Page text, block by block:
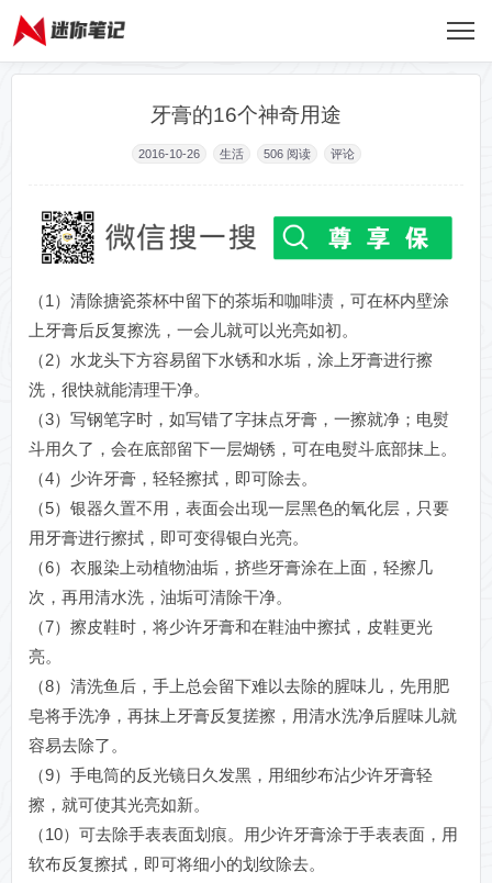
牙膏的16个神奇用途
2016-10-26 生活 506 阅读 评论
（1）清除搪瓷茶杯中留下的茶垢和咖啡渍，可在杯内壁涂
上牙膏后反复擦洗，一会儿就可以光亮如初。
（2）水龙头下方容易留下水锈和水垢，涂上牙膏进行擦
洗，很快就能清理干净。
（3）写钢笔字时，如写错了字抹点牙膏，一擦就净；电熨
斗用久了，会在底部留下一层煳锈，可在电熨斗底部抹上。
（4）少许牙膏，轻轻擦拭，即可除去。
（5）银器久置不用，表面会出现一层黑色的氧化层，只要
用牙膏进行擦拭，即可变得银白光亮。
（6）衣服染上动植物油垢，挤些牙膏涂在上面，轻擦几
次，再用清水洗，油垢可清除干净。
（7）擦皮鞋时，将少许牙膏和在鞋油中擦拭，皮鞋更光
亮。
（8）清洗鱼后，手上总会留下难以去除的腥味儿，先用肥
皂将手洗净，再抹上牙膏反复搓擦，用清水洗净后腥味儿就
容易去除了。
（9）手电筒的反光镜日久发黑，用细纱布沾少许牙膏轻
擦，就可使其光亮如新。
（10）可去除手表表面划痕。用少许牙膏涂于手表表面，用
软布反复擦拭，即可将细小的划纹除去。